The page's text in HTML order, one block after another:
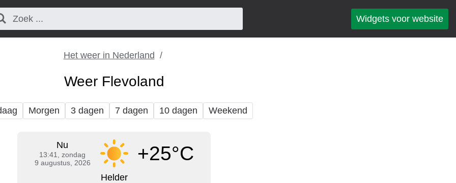
Widgets voor website
Het weer in Nederland
Weer Flevoland
Morgen 3 dagen 7 dagen 10 dagen Weekend
Nu
13:41, zondag
9 augustus, 2026
+25°C
Helder